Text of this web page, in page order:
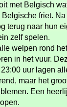
met Belgisch
friet. Na
terug naar hun
zelf spelen.
welpen rond het
in het vuur.
uur lagen
maar het
Een